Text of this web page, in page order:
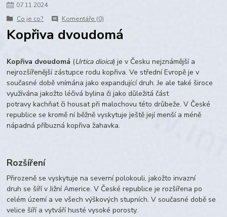
maltodextrin
Jablka plod
vitamín C Zelený čaj
07.11.2024
Co je co?
Komentáře (0)
Kopřiva dvoudomá
Kopřiva dvoudomá (Urtica dioica) je v Česku nejznámější a
nejrozšířenější zástupce rodu kopřiva. Ve střední Evropě je v
současné době vnímána jako expandující druh. Je ale také široce
využívána jakožto léčivá bylina či jako důležitá část
potravy kachňat či housat při malochovu této drůbeže. V České
republice se kromě ní běžně vyskytuje ještě její menší a méně
nápadná příbuzná kopřiva žahavka.
Rozšíření
Přirozeně se vyskytuje na severní polokouli, jakožto invazní
druh se šíří v Jižní Americe. V České republice je rozšířena po
celém území a ve všech výškových stupních. V současné době se
velice šíří a vytváří husté vysoké porosty.